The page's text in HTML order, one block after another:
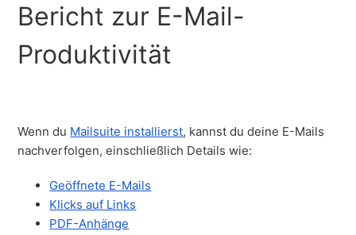
Bericht zur E-Mail-
Produktivität
Wenn du Mailsuite installierst, kannst du deine E-Mails
nachverfolgen, einschließlich Details wie:
Geöffnete E-Mails
Klicks auf Links
PDF-Anhänge